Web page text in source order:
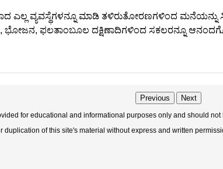
ಎಲ್ಲ ವ್ಯವಸ್ಥೆಗಳನ್ನೂ ಮಾಡಿ ತಳಿರುತೋರಣಗಳಿಂದ
ಭೋಜನ, ಫಲತಾಂಬೂಲ ದಕ್ಷಿಣಾದಿಗಳಿಂದ ಸಕಲರನ್ನೂ
Previous Next
for educational and informational purposes only and should
duplication of this site's material without express and written